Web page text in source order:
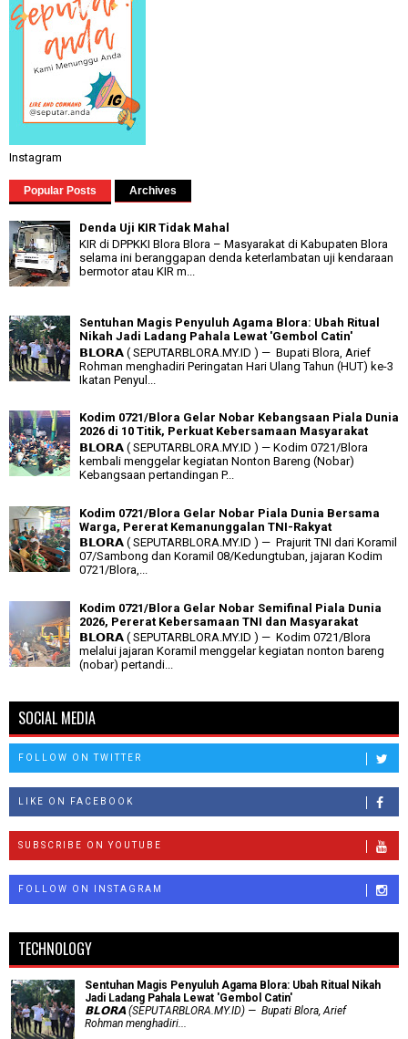
Instagram
Popular Posts Archives
Denda Uji KIR Tidak Mahal
KIR di DPPKKI Blora Blora – Masyarakat di Kabupaten Blora
selama ini beranggapan denda keterlambatan uji kendaraan
bermotor atau KIR m...
Sentuhan Magis Penyuluh Agama Blora: Ubah Ritual
Nikah Jadi Ladang Pahala Lewat 'Gembol Catin'
𝗕𝗟𝗢𝗥𝗔 ( SEPUTARBLORA.MY.ID ) — Bupati Blora, Arief
Rohman menghadiri Peringatan Hari Ulang Tahun (HUT) ke-3
Ikatan Penyul...
Kodim 0721/Blora Gelar Nobar Kebangsaan Piala Dunia
2026 di 10 Titik, Perkuat Kebersamaan Masyarakat
𝗕𝗟𝗢𝗥𝗔 ( SEPUTARBLORA.MY.ID ) — Kodim 0721/Blora
kembali menggelar kegiatan Nonton Bareng (Nobar)
Kebangsaan pertandingan P...
Kodim 0721/Blora Gelar Nobar Piala Dunia Bersama
Warga, Pererat Kemanunggalan TNI-Rakyat
𝗕𝗟𝗢𝗥𝗔 ( SEPUTARBLORA.MY.ID ) — Prajurit TNI dari Koramil
07/Sambong dan Koramil 08/Kedungtuban, jajaran Kodim
0721/Blora,...
Kodim 0721/Blora Gelar Nobar Semifinal Piala Dunia
2026, Pererat Kebersamaan TNI dan Masyarakat
𝗕𝗟𝗢𝗥𝗔 ( SEPUTARBLORA.MY.ID ) — Kodim 0721/Blora
melalui jajaran Koramil menggelar kegiatan nonton bareng
(nobar) pertandi...
SOCIAL MEDIA
FOLLOW ON TWITTER
LIKE ON FACEBOOK
SUBSCRIBE ON YOUTUBE
FOLLOW ON INSTAGRAM
TECHNOLOGY
Sentuhan Magis Penyuluh Agama Blora: Ubah Ritual Nikah
Jadi Ladang Pahala Lewat 'Gembol Catin'
𝗕𝗟𝗢𝗥𝗔 (SEPUTARBLORA.MY.ID) — Bupati Blora, Arief
Rohman menghadiri...